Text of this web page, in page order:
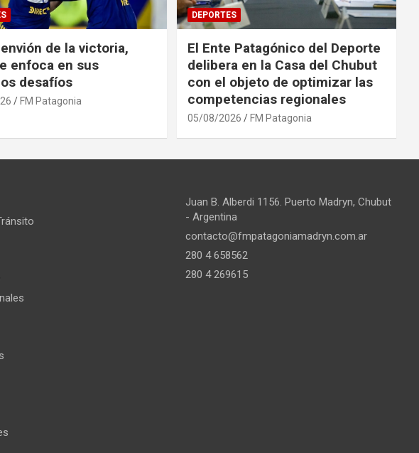
de la victoria,
enfoca en sus
desafíos
FM Patagonia
DEPORTES
El Ente Patagónico del Deporte
delibera en la Casa del Chubut
con el objeto de optimizar las
competencias regionales
05/08/2026 FM Patagonia
Juan B. Alberdi 1156. Puerto Madryn, Chubut
- Argentina
contacto@fmpatagoniamadryn.com.ar
280 4 658562
280 4 269615